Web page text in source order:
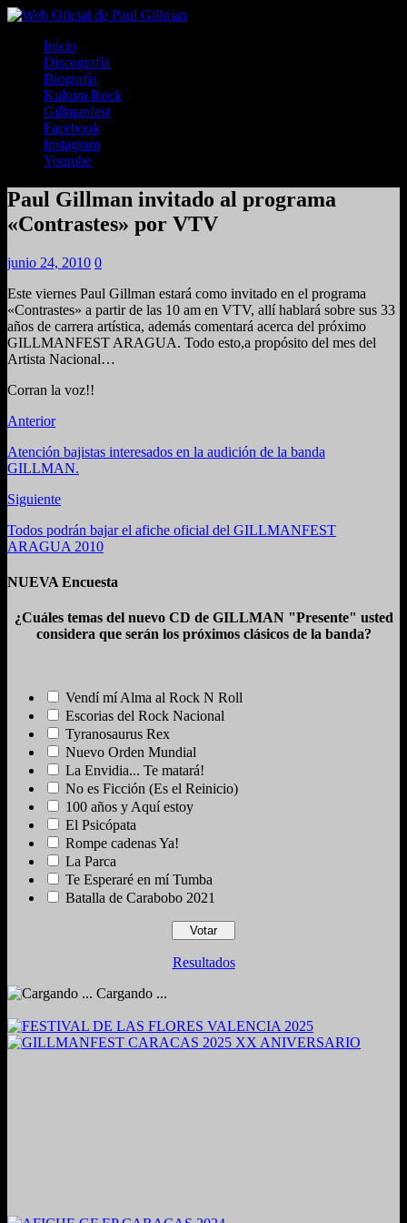
Inicio
Discografía
Biografía
Kultura Rock
Gillmanfest
Facebook
Instagram
Youtube
Paul Gillman invitado al programa
«Contrastes» por VTV
junio 24, 2010 0
Este viernes Paul Gillman estará como invitado en el programa
«Contrastes» a partir de las 10 am en VTV, allí hablará sobre sus 33
años de carrera artística, además comentará acerca del próximo
GILLMANFEST ARAGUA. Todo esto,a propósito del mes del
Artista Nacional…
Corran la voz!!
Anterior
Atención bajistas interesados en la audición de la banda
GILLMAN.
Siguiente
Todos podrán bajar el afiche oficial del GILLMANFEST
ARAGUA 2010
NUEVA Encuesta
¿Cuáles temas del nuevo CD de GILLMAN "Presente" usted
considera que serán los próximos clásicos de la banda?
Vendí mí Alma al Rock N Roll
Escorias del Rock Nacional
Tyranosaurus Rex
Nuevo Orden Mundial
La Envidia... Te matará!
No es Ficción (Es el Reinicio)
100 años y Aquí estoy
El Psicópata
Rompe cadenas Ya!
La Parca
Te Esperaré en mí Tumba
Batalla de Carabobo 2021
Resultados
Cargando ...